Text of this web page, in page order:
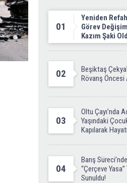
01
Yeniden
Görev
Kazım Şaki
02
Beşiktaş
Rövanş Öncesi
03
Oltu Çayı’nda
Yaşındaki
Kapılarak
04
Barış
“Çerçeve Yasa”
Sunuldu!